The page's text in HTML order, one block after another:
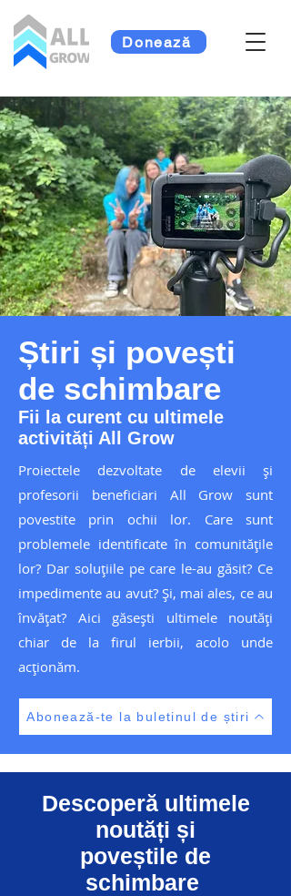
Donează
Știri și povești
de schimbare
Fii la curent cu ultimele
activități All Grow
Proiectele dezvoltate de elevii și
profesorii beneficiari All Grow sunt
povestite prin ochii lor. Care sunt
problemele identificate în comunitățile
lor? Dar soluțiile pe care le-au găsit? Ce
impedimente au avut? Și, mai ales, ce au
învățat? Aici găsești ultimele noutăți
chiar de la firul ierbii, acolo unde
acționăm.
Abonează-te la buletinul de știri
Descoperă ultimele
noutăți și
poveștile de
schimbare